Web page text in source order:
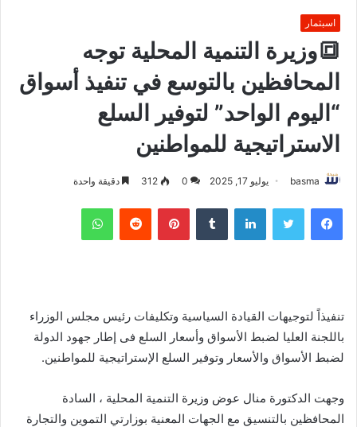
اسبثمار
🔳وزيرة التنمية المحلية توجه
المحافظين بالتوسع في تنفيذ أسواق
“اليوم الواحد” لتوفير السلع
الاستراتيجية للمواطنين
basma يوليو 17, 2025 0
312 دقيقة واحدة
فيسبوك تويتر لينكدإن بينتيريست واتساب
تنفيذاً لتوجيهات القيادة السياسية وتكليفات رئيس مجلس الوزراء
باللجنة العليا لضبط الأسواق وأسعار السلع فى إطار جهود الدولة
لضبط الأسواق والأسعار وتوفير السلع الإستراتيجية للمواطنين.
وجهت الدكتورة منال عوض وزيرة التنمية المحلية ، السادة
المحافظين بالتنسيق مع الجهات المعنية بوزارتي التموين والتجارة